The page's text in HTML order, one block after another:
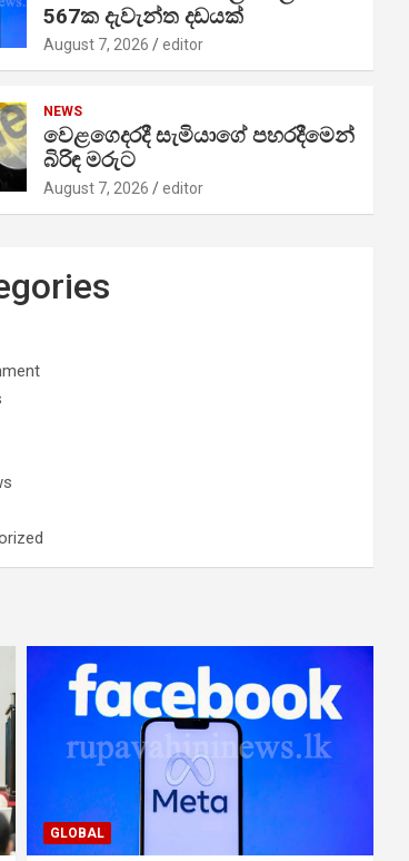
567ක දැවැන්ත දඩයක්
August 7, 2026 editor
NEWS
වෙළගෙදරදී සැමියාගේ පහරදීමෙන්
බිරිඳ මරුට
August 7, 2026 editor
GLOBAL